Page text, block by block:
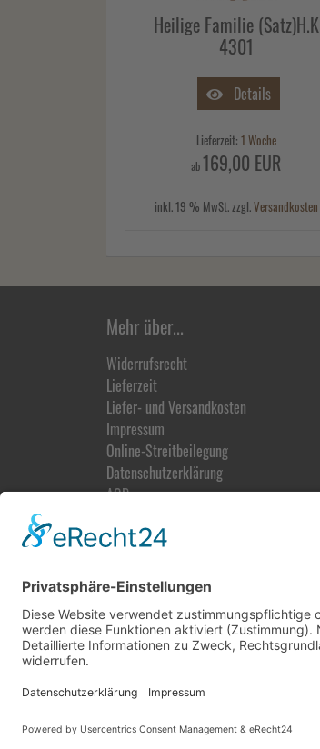
Heilige Familie (Satz)H.K
4301
Details
Lieferzeit: 1 Woche
ab169,00 EUR
inkl. 19 % MwSt. zzgl.Versandkosten
Mehr über...
Widerrufsrecht
Lieferzeit
Liefer- und Versandkosten
Impressum
Online-Streitbeilegung
Datenschutz­erklärung
AGB
Vertrag widerrufen